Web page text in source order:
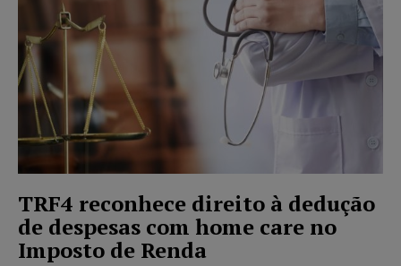
TRF4 reconhece direito à dedução
de despesas com home care no
Imposto de Renda